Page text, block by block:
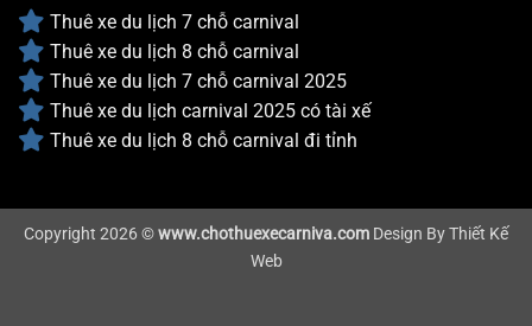
Thuê xe du lịch 7 chỗ carnival
Thuê xe du lịch 8 chỗ carnival
Thuê xe du lịch 7 chỗ carnival 2025
Thuê xe du lịch carnival 2025 có tài xế
Thuê xe du lịch 8 chỗ carnival đi tỉnh
Copyright 2026 ©www.chothuexecarniva.com Design ByThiết Kế
Web